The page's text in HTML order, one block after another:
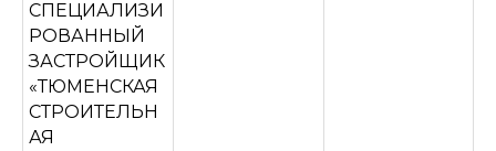
СПЕЦИАЛИЗИ
РОВАННЫЙ
ЗАСТРОЙЩИК
«ТЮМЕНСКАЯ
СТРОИТЕЛЬН
АЯ